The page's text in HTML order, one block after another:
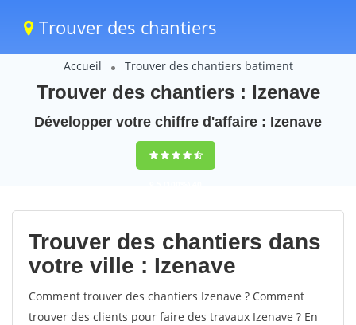
Trouver des chantiers
Accueil Trouver des chantiers batiment
Trouver des chantiers : Izenave
Développer votre chiffre d'affaire : Izenave
9,5(100%)40
votes
Trouver des chantiers dans
votre ville : Izenave
Comment trouver des chantiers Izenave ? Comment
trouver des clients pour faire des travaux Izenave ? En